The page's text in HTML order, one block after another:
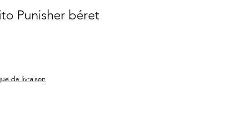
Punisher béret
de livraison